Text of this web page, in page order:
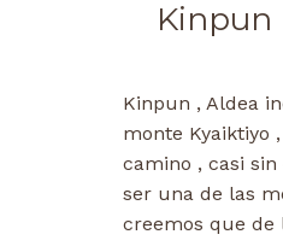
Kinpun
Kinpun , Aldea
monte Kyaiktiyo
camino , casi
ser una de las
creemos que